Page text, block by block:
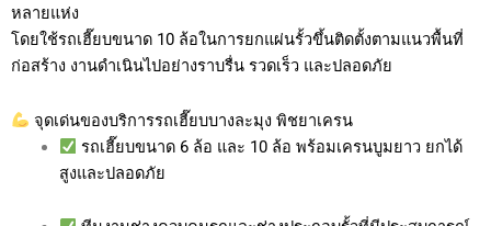
หลายแห่ง
โดยใช้รถเฮี๊ยบขนาด 10 ล้อในการยกแผ่นรั้วขึ้นติดตั้งตามแนวพื้นที่
ก่อสร้าง งานดำเนินไปอย่างราบรื่น รวดเร็ว และปลอดภัย
จุดเด่นของบริการรถเฮี๊ยบบางละมุง พิชยาเครน
รถเฮี๊ยบขนาด 6 ล้อ และ 10 ล้อ พร้อมเครนบูมยาว ยกได้
สูงและปลอดภัย